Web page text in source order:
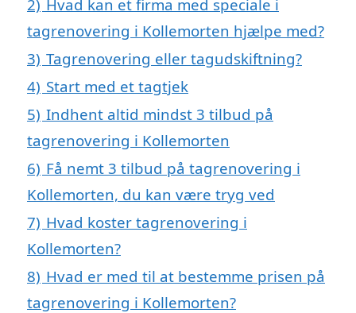
2) Hvad kan et firma med speciale i
tagrenovering i Kollemorten hjælpe med?
3) Tagrenovering eller tagudskiftning?
4) Start med et tagtjek
5) Indhent altid mindst 3 tilbud på
tagrenovering i Kollemorten
6) Få nemt 3 tilbud på tagrenovering i
Kollemorten, du kan være tryg ved
7) Hvad koster tagrenovering i
Kollemorten?
8) Hvad er med til at bestemme prisen på
tagrenovering i Kollemorten?